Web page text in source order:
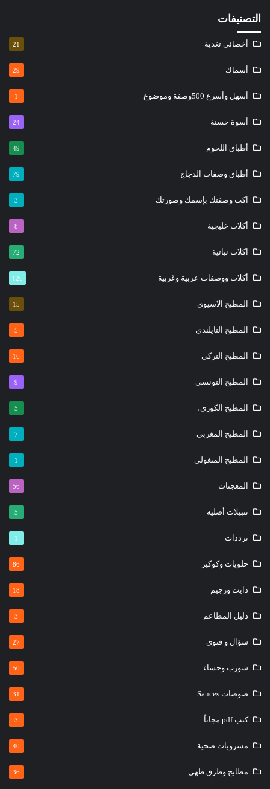
التصنيفات
أخصائى تغذية 21
أسماك 29
أسهل وأسرع 500وصفة وموضوع 1
أسوة حسنة 24
أطباق اللحوم 49
أطباق وصفات الدجاج 79
اكت وصفتك بإسمك وصورتك 3
أكلات خليجية 8
اكلات نباتية 72
أكلات ووصفات عربية وغربية 126
المطبخ الآسيوي 15
المطبخ التايلندي 5
المطبخ التركى 16
المطبخ التونسي 9
المطبخ الكوري، 5
المطبخ المغربي 7
المطبخ المنغولي 1
المعجنات 56
تتبيلات أصليه 5
ترددات 1
حلويات وكوكيز 86
دايت ورجيم 18
دليل المطاعم 3
سؤال و فتوى 27
شورب وحساء 50
صوصات Sauces 31
كتب pdf مجاناً 3
مشروبات صحية 40
مطابخ وطرق طهى 36